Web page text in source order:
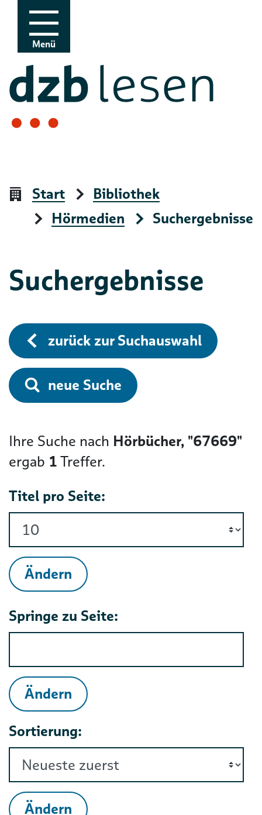
Zur Navigation
Zum Inhalt
Menü
Start
Bibliothek
Hörmedien
Suchergebnisse
Suchergebnisse
zurück zur Suchauswahl
neue Suche
Ihre Suche nach Hörbücher, "67669"
ergab 1Treffer.
Titel pro Seite:
Ändern
Springe zu Seite:
Ändern
Sortierung:
Ändern